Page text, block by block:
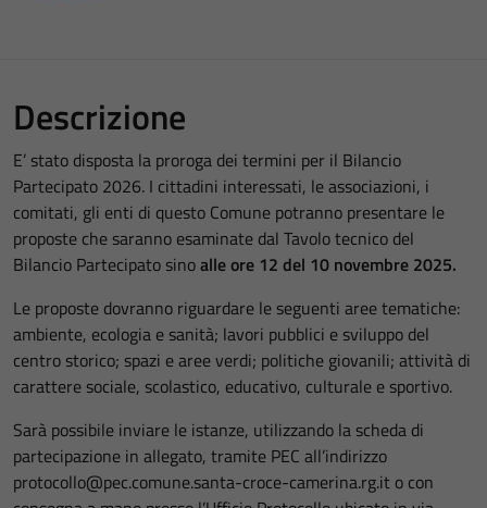
Descrizione
E’ stato disposta la proroga dei termini per il Bilancio
Partecipato 2026. I cittadini interessati, le associazioni, i
comitati, gli enti di questo Comune potranno presentare le
proposte che saranno esaminate dal Tavolo tecnico del
Bilancio Partecipato sinoalle ore 12 del 10 novembre 2025.
Le proposte dovranno riguardare le seguenti aree tematiche:
ambiente, ecologia e sanità; lavori pubblici e sviluppo del
centro storico; spazi e aree verdi; politiche giovanili; attività di
carattere sociale, scolastico, educativo, culturale e sportivo.
Sarà possibile inviare le istanze, utilizzando la scheda di
partecipazione in allegato, tramite PEC all’indirizzo
protocollo@pec.comune.santa-croce-camerina.rg.it o con